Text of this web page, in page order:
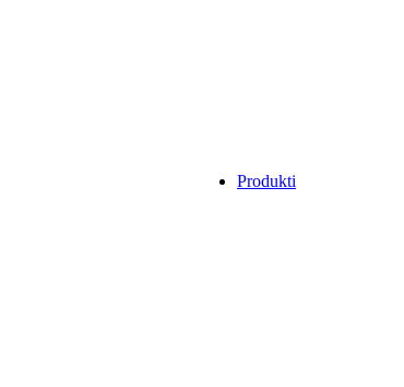
Produkti